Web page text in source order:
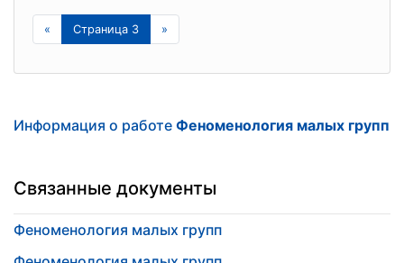
« Страница 3 »
Информация о работе Феноменология малых групп
Связанные документы
Феноменология малых групп